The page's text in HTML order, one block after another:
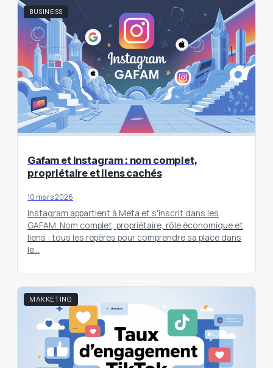
BUSINESS
Gafam et instagram : nom complet,
propriétaire et liens cachés
10 mars 2026
Instagram appartient à Meta et s'inscrit dans les
GAFAM. Nom complet, propriétaire, rôle économique et
liens : tous les repères pour comprendre sa place dans
le…
MARKETING